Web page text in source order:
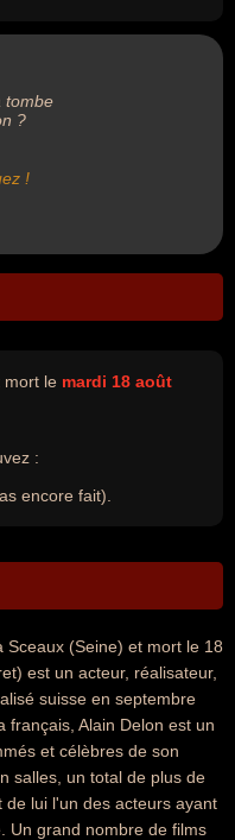
tombe
?
!
mort le mardi 18 août
:
encore fait).
(Seine) et mort le 18
est un acteur, réalisateur,
suisse en septembre
français, Alain Delon est un
et célèbres de son
salles, un total de plus de
de lui l'un des acteurs ayant
Un grand nombre de films